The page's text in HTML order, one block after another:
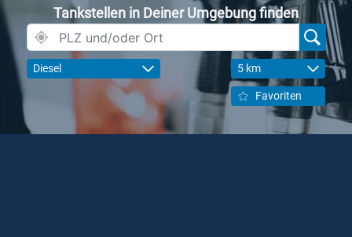
Tankstellen in Deiner Umgebung finden
Diesel 5 km
Favoriten